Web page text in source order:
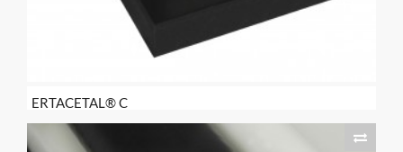
ERTACETAL® C